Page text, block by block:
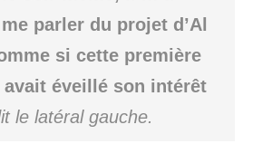
parler du projet d’Al
si cette première
éveillé son intérêt
le latéral gauche.